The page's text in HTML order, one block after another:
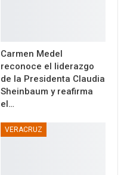
Carmen Medel
reconoce el liderazgo
de la Presidenta Claudia
Sheinbaum y reafirma
el…
VERACRUZ